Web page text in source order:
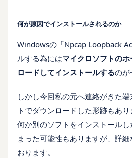
何が原因でインストールされるのか
Windowsの「Npcap Loopback
ルする為にはマイクロソフトの
ロードしてインストールするのが
しかし今回私の元へ連絡がきた
トでダウンロードした形跡もあり
何か別のソフトをインストール
まった可能性もありますが、詳
おります。